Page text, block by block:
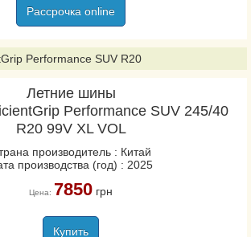
Eagle F1 Asymmetric
Eagle F1 Asymmetric 2
Eagle F1 Asymmetric 2
SUV-4X4
Eagle F1 Asymmetric 3
Eagle F1 Asymmetric 3
SUV
Eagle F1 Asymmetric 5
Eagle F1 Asymmetric AT
SUV-4X4
Рассрочка online
Performance SUV R20
Летние шины
Performance SUV 245/40
R20 99V XL VOL
производитель : Китай
производства (год) : 2025
Цена: 7850грн
Купить